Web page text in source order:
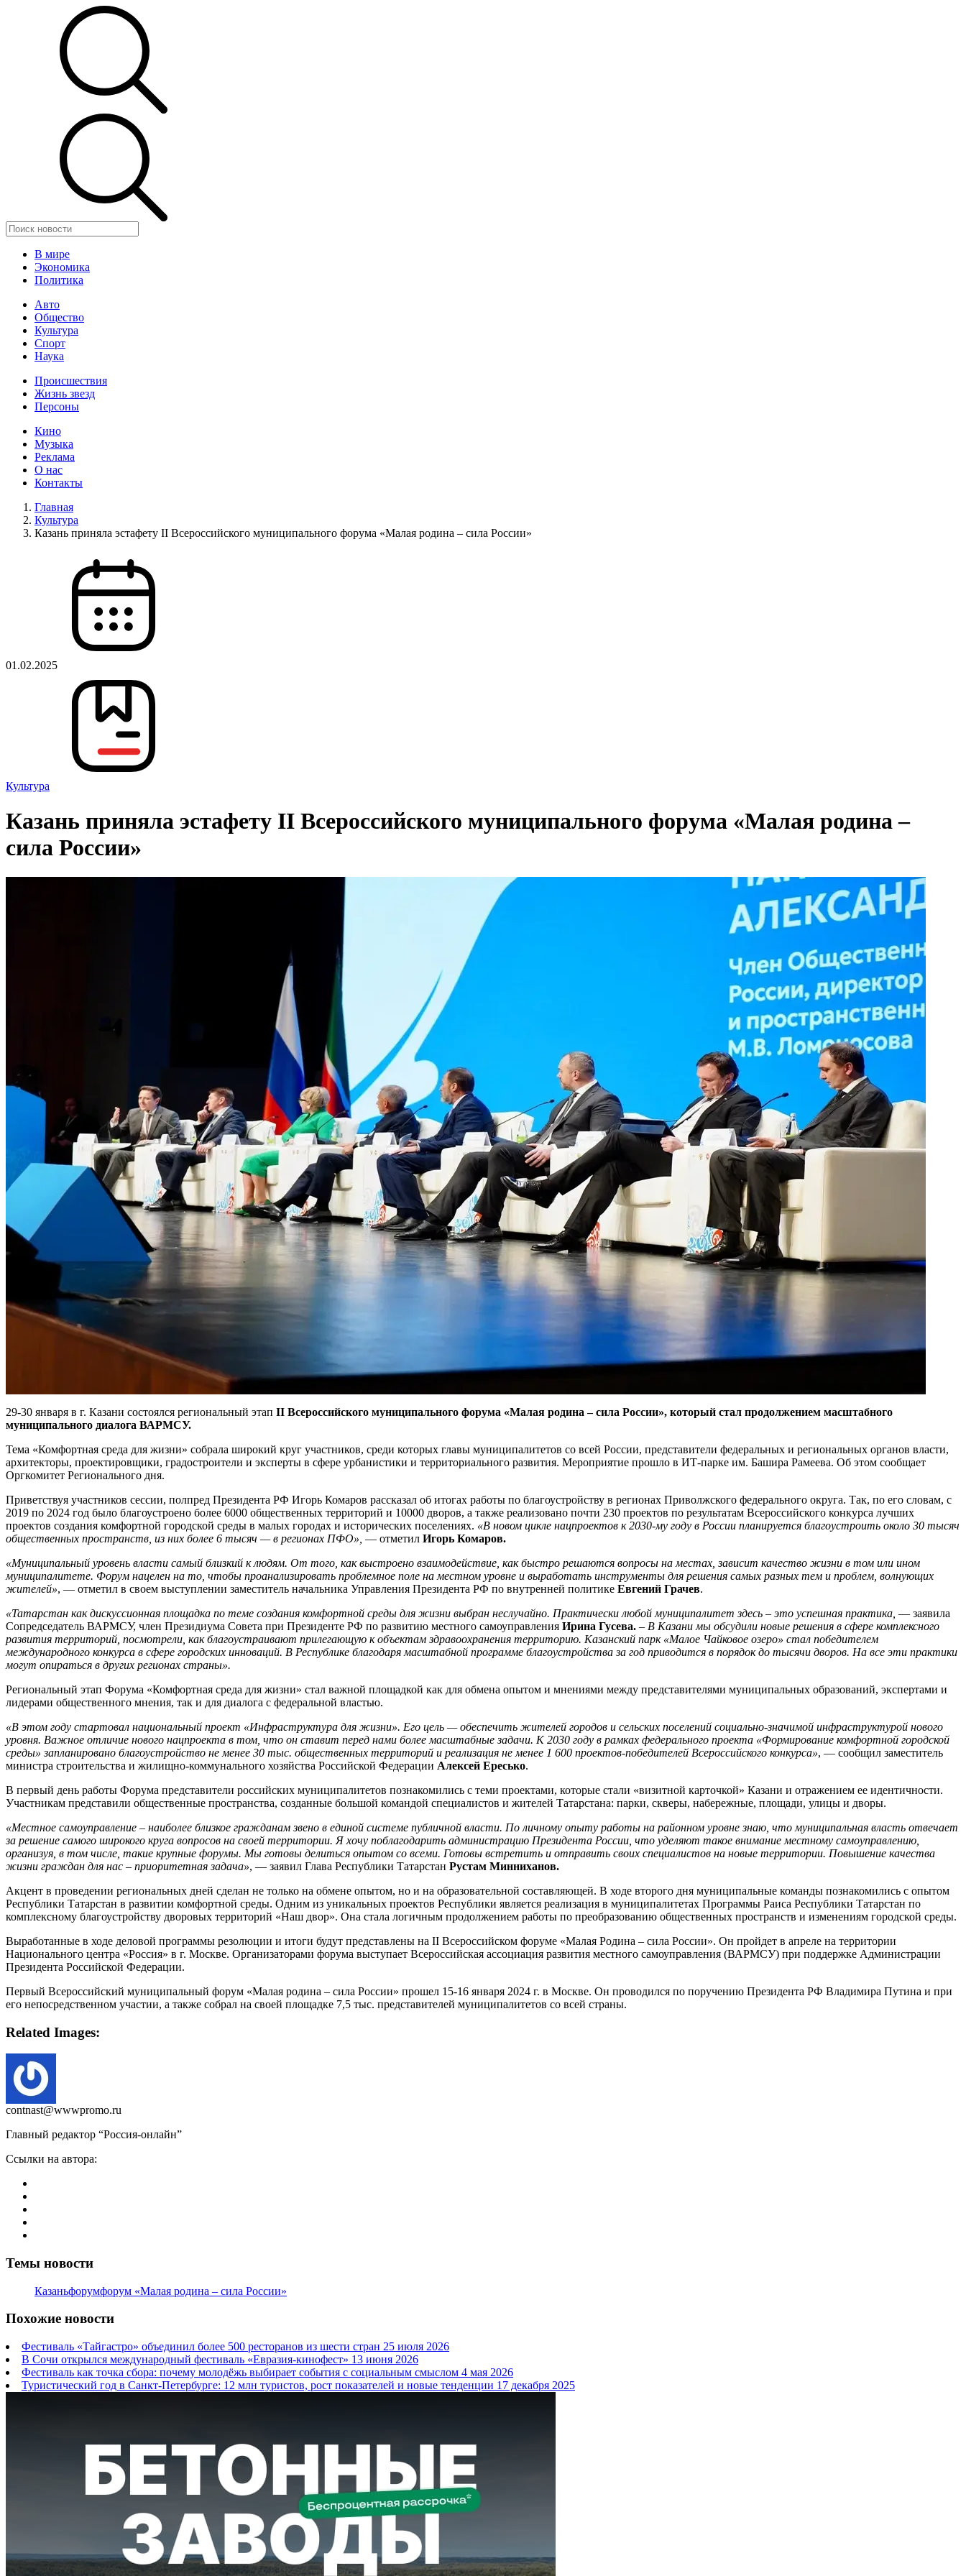
В мире
Экономика
Политика
Авто
Общество
Культура
Спорт
Наука
Происшествия
Жизнь звезд
Персоны
Кино
Музыка
Реклама
О нас
Контакты
Главная
Культура
Казань приняла эстафету II Всероссийского муниципального форума «Малая родина – сила России»
01.02.2025
Культура
Казань приняла эстафету II Всероссийского муниципального форума «Малая родина –
сила России»
29-30 января в г. Казани состоялся региональный этап II Всероссийского муниципального форума «Малая родина – сила России», который стал продолжением масштабного
муниципального диалога ВАРМСУ.
Тема «Комфортная среда для жизни» собрала широкий круг участников, среди которых главы муниципалитетов со всей России, представители федеральных и региональных органов власти,
архитекторы, проектировщики, градостроители и эксперты в сфере урбанистики и территориального развития. Мероприятие прошло в ИТ-парке им. Башира Рамеева. Об этом сообщает
Оргкомитет Регионального дня.
Приветствуя участников сессии, полпред Президента РФ Игорь Комаров рассказал об итогах работы по благоустройству в регионах Приволжского федерального округа. Так, по его словам, с
2019 по 2024 год было благоустроено более 6000 общественных территорий и 10000 дворов, а также реализовано почти 230 проектов по результатам Всероссийского конкурса лучших
проектов создания комфортной городской среды в малых городах и исторических поселениях. «В новом цикле нацпроектов к 2030-му году в России планируется благоустроить около 30 тысяч
общественных пространств, из них более 6 тысяч — в регионах ПФО», — отметил Игорь Комаров.
«Муниципальный уровень власти самый близкий к людям. От того, как выстроено взаимодействие, как быстро решаются вопросы на местах, зависит качество жизни в том или ином
муниципалитете. Форум нацелен на то, чтобы проанализировать проблемное поле на местном уровне и выработать инструменты для решения самых разных тем и проблем, волнующих
жителей», — отметил в своем выступлении заместитель начальника Управления Президента РФ по внутренней политике Евгений Грачев.
«Татарстан как дискуссионная площадка по теме создания комфортной среды для жизни выбран неслучайно. Практически любой муниципалитет здесь – это успешная практика, — заявила
Сопредседатель ВАРМСУ, член Президиума Совета при Президенте РФ по развитию местного самоуправления Ирина Гусева. – В Казани мы обсудили новые решения в сфере комплексного
развития территорий, посмотрели, как благоустраивают прилегающую к объектам здравоохранения территорию. Казанский парк «Малое Чайковое озеро» стал победителем
международного конкурса в сфере городских инноваций. В Республике благодаря масштабной программе благоустройства за год приводится в порядок до тысячи дворов. На все эти практики
могут опираться в других регионах страны».
Региональный этап Форума «Комфортная среда для жизни» стал важной площадкой как для обмена опытом и мнениями между представителями муниципальных образований, экспертами и
лидерами общественного мнения, так и для диалога с федеральной властью.
«В этом году стартовал национальный проект «Инфраструктура для жизни». Его цель — обеспечить жителей городов и сельских поселений социально-значимой инфраструктурой нового
уровня. Важное отличие нового нацпроекта в том, что он ставит перед нами более масштабные задачи. К 2030 году в рамках федерального проекта «Формирование комфортной городской
среды» запланировано благоустройство не менее 30 тыс. общественных территорий и реализация не менее 1 600 проектов-победителей Всероссийского конкурса», — сообщил заместитель
министра строительства и жилищно-коммунального хозяйства Российской Федерации Алексей Ересько.
В первый день работы Форума представители российских муниципалитетов познакомились с теми проектами, которые стали «визитной карточкой» Казани и отражением ее идентичности.
Участникам представили общественные пространства, созданные большой командой специалистов и жителей Татарстана: парки, скверы, набережные, площади, улицы и дворы.
«Местное самоуправление – наиболее близкое гражданам звено в единой системе публичной власти. По личному опыту работы на районном уровне знаю, что муниципальная власть отвечает
за решение самого широкого круга вопросов на своей территории. Я хочу поблагодарить администрацию Президента России, что уделяют такое внимание местному самоуправлению,
организуя, в том числе, такие крупные форумы. Мы готовы делиться опытом со всеми. Готовы встретить и отправить своих специалистов на новые территории. Повышение качества
жизни граждан для нас – приоритетная задача», — заявил Глава Республики Татарстан Рустам Минниханов.
Акцент в проведении региональных дней сделан не только на обмене опытом, но и на образовательной составляющей. В ходе второго дня муниципальные команды познакомились с опытом
Республики Татарстан в развитии комфортной среды. Одним из уникальных проектов Республики является реализация в муниципалитетах Программы Раиса Республики Татарстан по
комплексному благоустройству дворовых территорий «Наш двор». Она стала логичным продолжением работы по преобразованию общественных пространств и изменениям городской среды.
Выработанные в ходе деловой программы резолюции и итоги будут представлены на II Всероссийском форуме «Малая Родина – сила России». Он пройдет в апреле на территории
Национального центра «Россия» в г. Москве. Организаторами форума выступает Всероссийская ассоциация развития местного самоуправления (ВАРМСУ) при поддержке Администрации
Президента Российской Федерации.
Первый Всероссийский муниципальный форум «Малая родина – сила России» прошел 15-16 января 2024 г. в Москве. Он проводился по поручению Президента РФ Владимира Путина и при
его непосредственном участии, а также собрал на своей площадке 7,5 тыс. представителей муниципалитетов со всей страны.
Related Images:
contnast@wwwpromo.ru
Главный редактор “Россия-онлайн”
Ссылки на автора:
Темы новости
Казаньфорумфорум «Малая родина – сила России»
Похожие новости
Фестиваль «Тайгастро» объединил более 500 ресторанов из шести стран 25 июля 2026
В Сочи открылся международный фестиваль «Евразия-кинофест» 13 июня 2026
Фестиваль как точка сбора: почему молодёжь выбирает события с социальным смыслом 4 мая 2026
Туристический год в Санкт-Петербурге: 12 млн туристов, рост показателей и новые тенденции 17 декабря 2025